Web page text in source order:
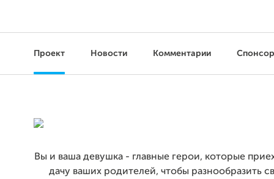
Проект Новости Комментарии
Вы и ваша девушка - главные герои, которые
дачу ваших родителей, чтобы разнообразить